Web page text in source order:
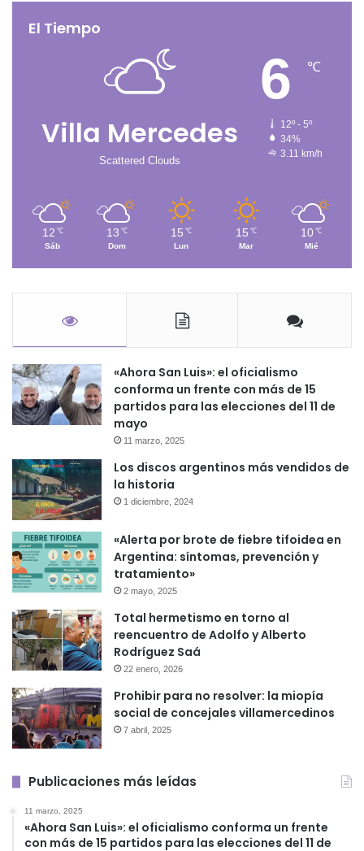
El Tiempo
Villa Mercedes
Scattered Clouds
6 ℃
12º - 5º
34%
3.11 km/h
12 ℃
Sáb
13 ℃
Dom
15 ℃
Lun
15 ℃
Mar
10 ℃
Mié
«Ahora San Luis»: el oficialismo
conforma un frente con más de 15
partidos para las elecciones del 11 de
mayo
11 marzo, 2025
Los discos argentinos más vendidos de
la historia
1 diciembre, 2024
«Alerta por brote de fiebre tifoidea en
Argentina: síntomas, prevención y
tratamiento»
2 mayo, 2025
Total hermetismo en torno al
reencuentro de Adolfo y Alberto
Rodríguez Saá
22 enero, 2026
Prohibir para no resolver: la miopía
social de concejales villamercedinos
7 abril, 2025
Publicaciones más leídas
11 marzo, 2025
«Ahora San Luis»: el oficialismo conforma un frente
con más de 15 partidos para las elecciones del 11 de